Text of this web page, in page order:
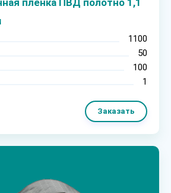
пленка ПВД полотно 1,1
1100
50
100
1
Заказать